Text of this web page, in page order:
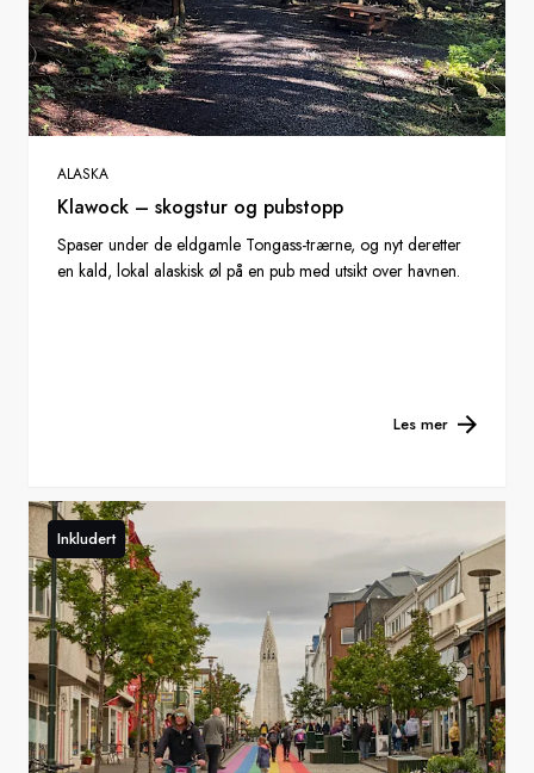
ALASKA
Klawock – skogstur og pubstopp
Spaser under de eldgamle Tongass-trærne, og nyt deretter
en kald, lokal alaskisk øl på en pub med utsikt over havnen.
Les mer
Inkludert